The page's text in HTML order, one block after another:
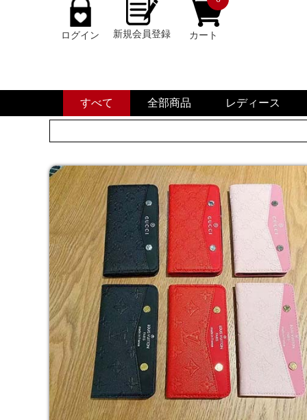
ログイン 新規会員登録 カート
すべて 全部商品 レディース